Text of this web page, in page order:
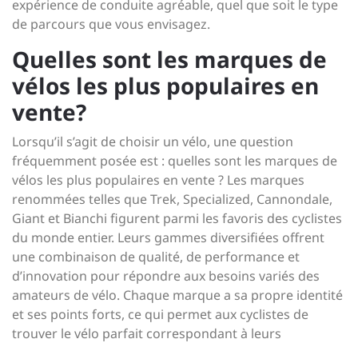
expérience de conduite agréable, quel que soit le type
de parcours que vous envisagez.
Quelles sont les marques de
vélos les plus populaires en
vente?
Lorsqu’il s’agit de choisir un vélo, une question
fréquemment posée est : quelles sont les marques de
vélos les plus populaires en vente ? Les marques
renommées telles que Trek, Specialized, Cannondale,
Giant et Bianchi figurent parmi les favoris des cyclistes
du monde entier. Leurs gammes diversifiées offrent
une combinaison de qualité, de performance et
d’innovation pour répondre aux besoins variés des
amateurs de vélo. Chaque marque a sa propre identité
et ses points forts, ce qui permet aux cyclistes de
trouver le vélo parfait correspondant à leurs